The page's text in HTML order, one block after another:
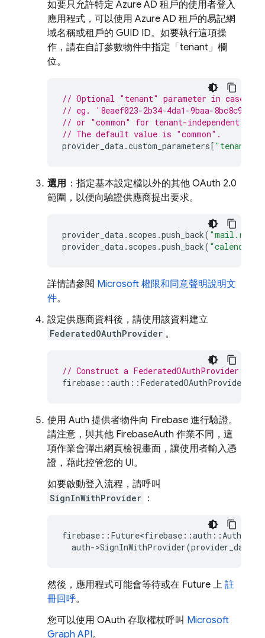
如要只允許特定 Azure AD 租戶的使用者登入
應用程式，可以使用 Azure AD 租戶的易記網
域名稱或租戶的 GUID ID。如要執行這項操
作，請在自訂參數物件中指定「tenant」欄
位。
// Optional "tenant" parameter in case
// eg. '8eaef023-2b34-4da1-9baa-
// or "common" for tenant-independent
// The default value is "common".
provider_data.custom_parameters[ "tenant"
選用 ：指定基本設定檔以外的其他 OAuth 2.0
範圍，以便向驗證供應商提出要求。
provider_data. scopes .push_back( "mail.read"
provider_data. scopes .push_back(
詳情請參閱 Microsoft 權限和同意聲明說明文
件。
設定供應商資料後，請使用該資料建立
FederatedOAuthProvider 。
// Construct a FederatedOAuthProvider for
firebase ::auth :: FederatedOAuthProvider
使用 Auth 提供者物件向 Firebase 進行驗證。
請注意，與其他 FirebaseAuth 作業不同，這
項作業會彈出網頁檢視畫面，讓使用者輸入憑
證，藉此控管您的 UI。
如要啟動登入流程，請呼叫
SignInWithProvider ：
firebase :: Future<firebase ::auth ::
auth->SignInWithProvider(provider_data
然後，應用程式可能會等待或在 Future 上 註
冊回呼。
您可以使用 OAuth 存取權杖呼叫 Microsoft
Graph API。